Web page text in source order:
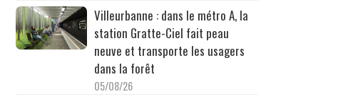
Villeurbanne : dans le métro A, la
station Gratte-Ciel fait peau
neuve et transporte les usagers
dans la forêt
05/08/26